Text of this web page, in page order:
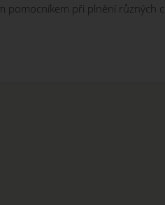
pomocníkem při plnění různých